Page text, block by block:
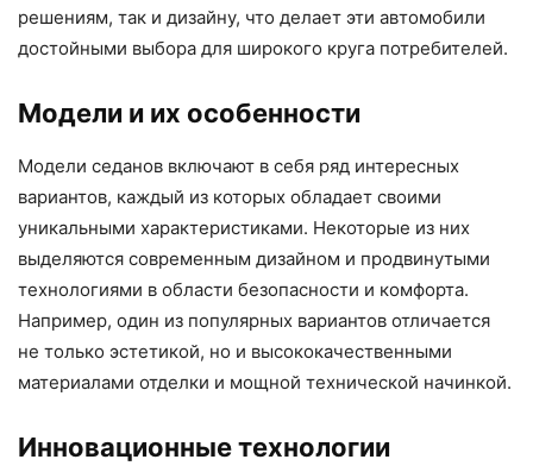
решениям, так и дизайну, что делает эти автомобили
достойными выбора для широкого круга потребителей.
Модели и их особенности
Модели седанов включают в себя ряд интересных
вариантов, каждый из которых обладает своими
уникальными характеристиками. Некоторые из них
выделяются современным дизайном и продвинутыми
технологиями в области безопасности и комфорта.
Например, один из популярных вариантов отличается
не только эстетикой, но и высококачественными
материалами отделки и мощной технической начинкой.
Инновационные технологии